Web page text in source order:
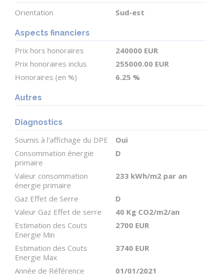
principale, maison de vacances ou investissement
locatif. (6.25 % honoraires TTC à la charge de
l'acquéreur.)
Orientation Sud-est
Aspects financiers
Prix hors honoraires
240000 EUR
Prix honoraires inclus
255000.00 EUR
Honoraires (en %)
6.25 %
Autres
Diagnostics
Soumis à l'affichage du DPE
Oui
Consommation énergie
primaire
D
Valeur consommation
énergie primaire
233 kWh/m2 par an
Gaz Effet de Serre
D
Valeur Gaz Effet de serre
40 Kg CO2/m2/an
Estimation des Couts
Energie Min
2700 EUR
Estimation des Couts
Energie Max
3740 EUR
Année de Référence 01/01/2021